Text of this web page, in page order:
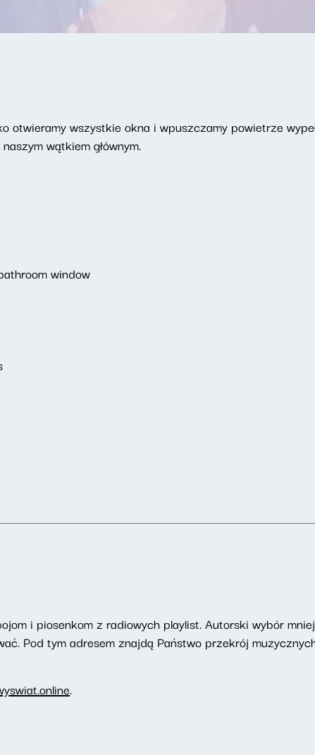
otwieramy wszystkie okna i wpuszczamy powietrze
wątkiem głównym.
window
i piosenkom z radiowych playlist. Autorski wybór
Pod tym adresem znajdą Państwo przekrój
.